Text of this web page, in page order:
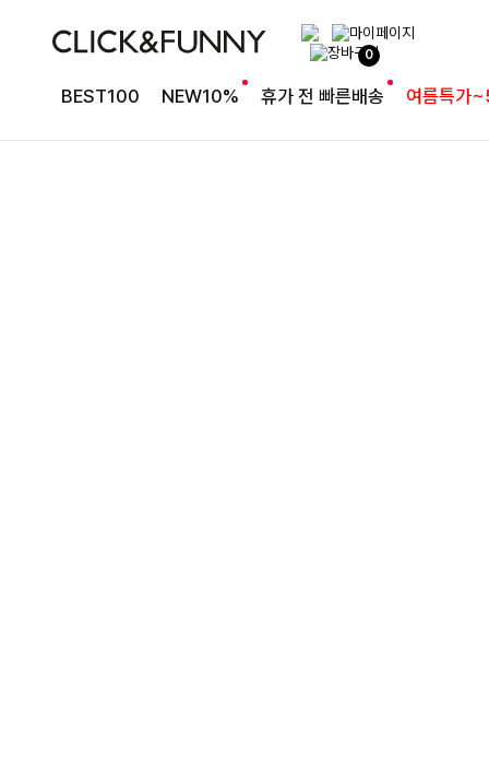
0
BEST100 NEW10% 휴가 전 빠른배송 여름특가
절개 디테일로 세련된 핏
퍼펙트절개핏 6부데님반바지[S,M,L사이즈]